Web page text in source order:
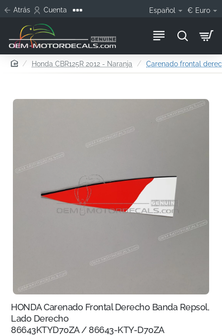
Atrás Cuenta Español € Euro
homeHonda CBR125R 2012 - Naranja Carenado frontal
HONDA Carenado Frontal Derecho Banda Repsol,
Lado Derecho
86643KTYD70ZA / 86643-KTY-D70ZA